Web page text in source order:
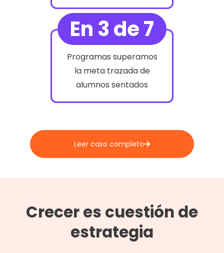
En 3 de 7
Programas superamos
la meta trazada de
alumnos sentados
Leer caso completo
Crecer es cuestión de
estrategia